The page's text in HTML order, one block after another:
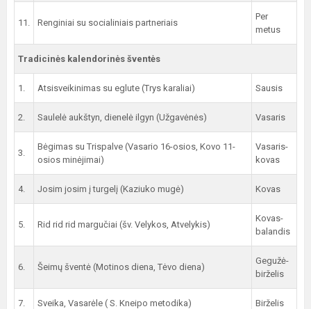
11. Renginiai su socialiniais partneriais
Per
metus
Tradicinės kalendorinės šventės
1. Atsisveikinimas su eglute (Trys karaliai) Sausis
2. Saulelė aukštyn, dienelė ilgyn (Užgavėnės) Vasaris
3.
Bėgimas su Trispalve (Vasario 16-osios, Kovo 11-
osios minėjimai)
Vasaris-
kovas
4. Josim josim į turgelį (Kaziuko mugė) Kovas
5. Rid rid rid margučiai (šv. Velykos, Atvelykis)
Kovas-
balandis
6. Šeimų šventė (Motinos diena, Tėvo diena)
Gegužė-
birželis
7. Sveika, Vasarėle ( S. Kneipo metodika) Birželis